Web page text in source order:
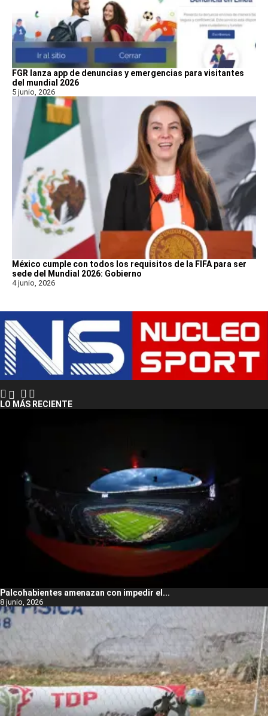
FGR lanza app de denuncias y emergencias para visitantes
del mundial 2026
5 junio, 2026
México cumple con todos los requisitos de la FIFA para ser
sede del Mundial 2026: Gobierno
4 junio, 2026
LO MÁS RECIENTE
Palcohabientes amenazan con impedir el...
8 junio, 2026